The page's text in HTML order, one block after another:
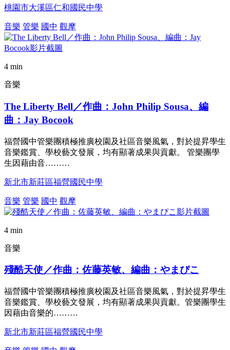
桃園市大溪區仁和國民中學
音樂 管樂 國中 觀摩
4 min
音樂
The Liberty Bell／作曲：John Philip Sousa、編
曲：Jay Bocook
福營國中管樂團積極推廣校園及社區音樂風氣，對於提昇學生
音樂鑑賞、學校藝文發展，均有顯著成果與貢獻。 管樂團學
生因藉由音………
新北市新莊區福營國民中學
音樂 管樂 國中 觀摩
4 min
音樂
殘酷天使／作曲：佐藤英敏、編曲：やまぴこ
福營國中管樂團積極推廣校園及社區音樂風氣，對於提昇學生
音樂鑑賞、學校藝文發展，均有顯著成果與貢獻。管樂團學生
因藉由音樂的………
新北市新莊區福營國民中學